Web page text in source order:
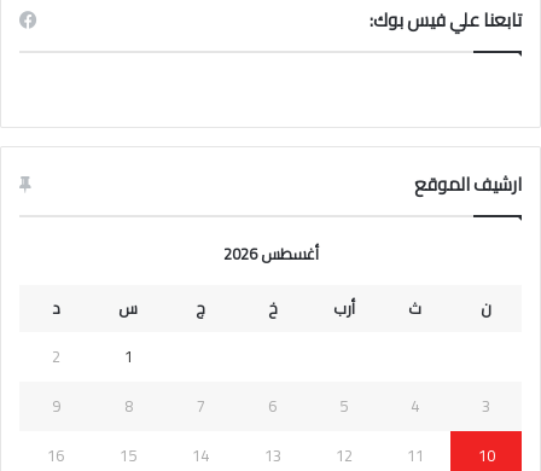
تابعنا علي فيس بوك:
ارشيف الموقع
أغسطس 2026
ن
ث أرب خ ج س
د
1
2
3
4
5
6
7
8
9
10
11
12
13
14
15
16